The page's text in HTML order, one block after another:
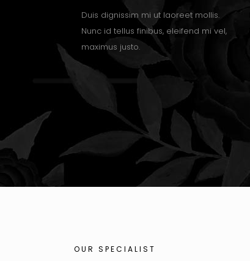
Duis dignissim mi ut laoreet mollis.
Nunc id tellus finibus, eleifend mi vel,
maximus justo.
OUR SPECIALIST